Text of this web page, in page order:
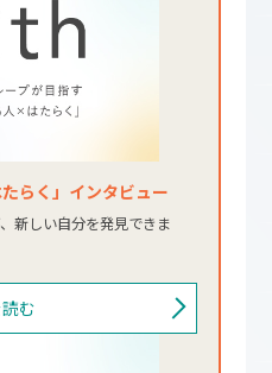
らく」インタビュー
新しい自分を発見できま
む